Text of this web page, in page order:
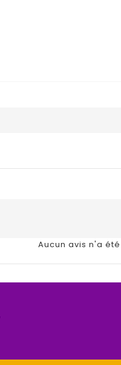
Aucun avis n'a